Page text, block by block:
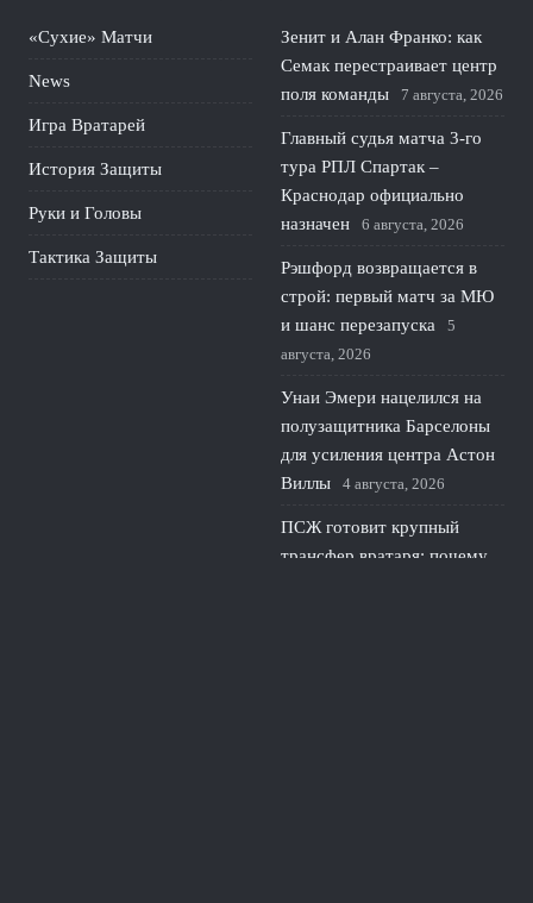
«Сухие» Матчи
News
Игра Вратарей
История Защиты
Руки и Головы
Тактика Защиты
Зенит и Алан Франко: как
Семак перестраивает центр
поля команды
7 августа, 2026
Главный судья матча 3-го
тура РПЛ Спартак –
Краснодар официально
назначен
6 августа, 2026
Рэшфорд возвращается в
строй: первый матч за МЮ
и шанс перезапуска
5
августа, 2026
Унаи Эмери нацелился на
полузащитника Барселоны
для усиления центра Астон
Виллы
4 августа, 2026
ПСЖ готовит крупный
трансфер вратаря: почему